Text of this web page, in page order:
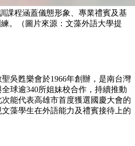
課程涵蓋儀態形象、專業禮賓及基
。（圖片來源：文藻外語大學提
吳甦樂會於1966年創辦，是南台灣
球逾340所姐妹校合作，持續推動
能代表高雄市首度獲選國慶大會的
藻學生在外語能力及禮賓接待上的